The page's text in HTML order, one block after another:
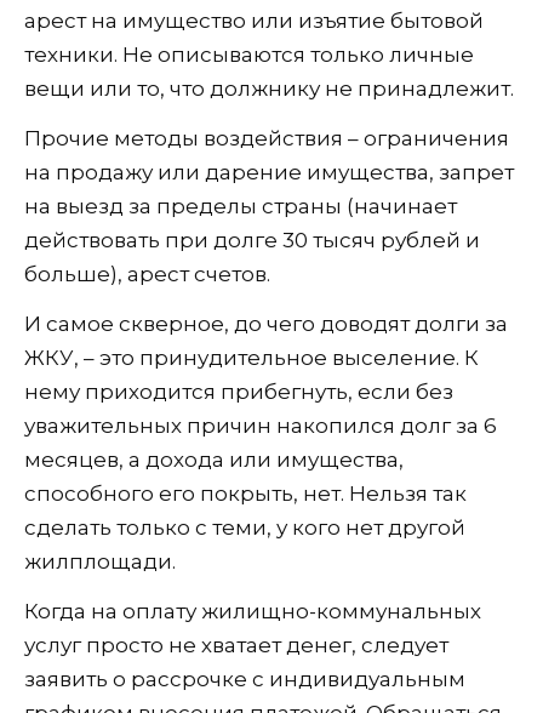
арест на имущество или изъятие бытовой
техники. Не описываются только личные
вещи или то, что должнику не принадлежит.
Прочие методы воздействия – ограничения
на продажу или дарение имущества, запрет
на выезд за пределы страны (начинает
действовать при долге 30 тысяч рублей и
больше), арест счетов.
И самое скверное, до чего доводят долги за
ЖКУ, – это принудительное выселение. К
нему приходится прибегнуть, если без
уважительных причин накопился долг за 6
месяцев, а дохода или имущества,
способного его покрыть, нет. Нельзя так
сделать только с теми, у кого нет другой
жилплощади.
Когда на оплату жилищно-коммунальных
услуг просто не хватает денег, следует
заявить о рассрочке с индивидуальным